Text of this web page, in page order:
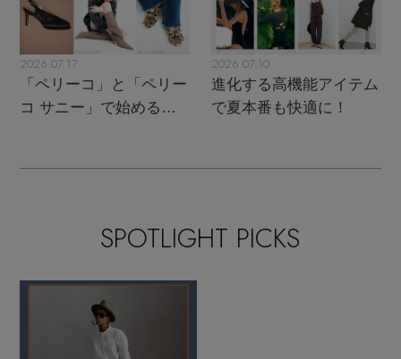
2026.07.17
「ペリーコ」と「ペリー
コ サニー」で始める秋
2026.07.10
進化する高機能アイテム
で夏本番も快適に！
SPOTLIGHT PICKS